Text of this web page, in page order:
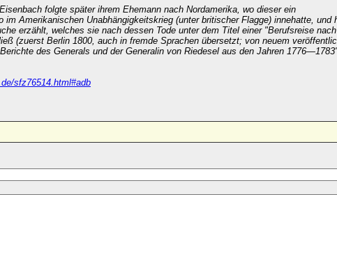
folgte später ihrem Ehemann nach Nordamerika, wo dieser ein
im Amerikanischen Unabhängigkeitskrieg (unter britischer Flagge) innehatte, und
erzählt, welches sie nach dessen Tode unter dem Titel einer "Berufsreise nach
(zuerst Berlin 1800, auch in fremde Sprachen übersetzt; von neuem
des Generals und der Generalin von Riedesel aus den Jahren
sfz76514.html#adb